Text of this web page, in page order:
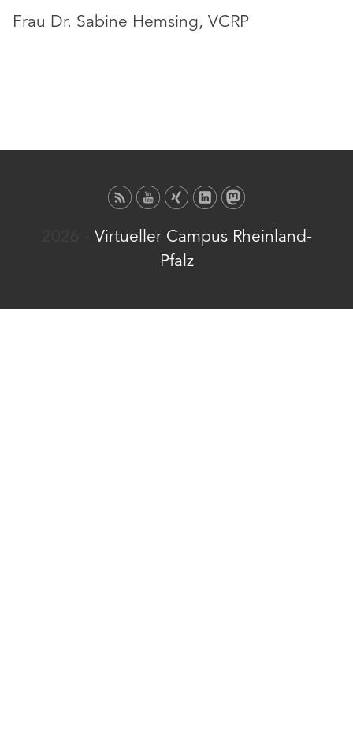
Frau Dr. Sabine Hemsing, VCRP
Virtueller Campus Rheinland-
Pfalz